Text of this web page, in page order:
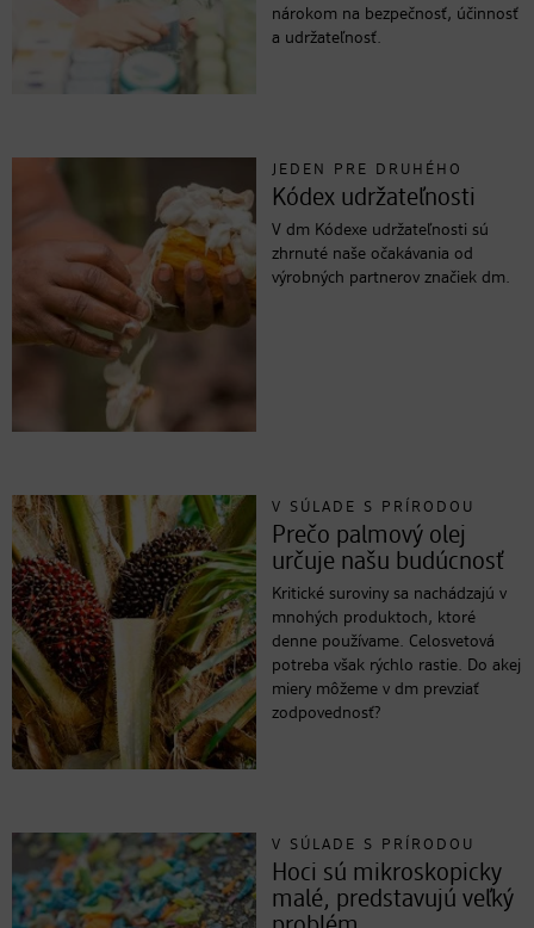
nárokom na bezpečnosť, účinnosť
a udržateľnosť.
JEDEN PRE DRUHÉHO
Kódex udržateľnosti
V dm Kódexe udržateľnosti sú
zhrnuté naše očakávania od
výrobných partnerov značiek dm.
V SÚLADE S PRÍRODOU
Prečo palmový olej
určuje našu budúcnosť
Kritické suroviny sa nachádzajú v
mnohých produktoch, ktoré
denne používame. Celosvetová
potreba však rýchlo rastie. Do akej
miery môžeme v dm prevziať
zodpovednosť?
V SÚLADE S PRÍRODOU
Hoci sú mikroskopicky
malé, predstavujú veľký